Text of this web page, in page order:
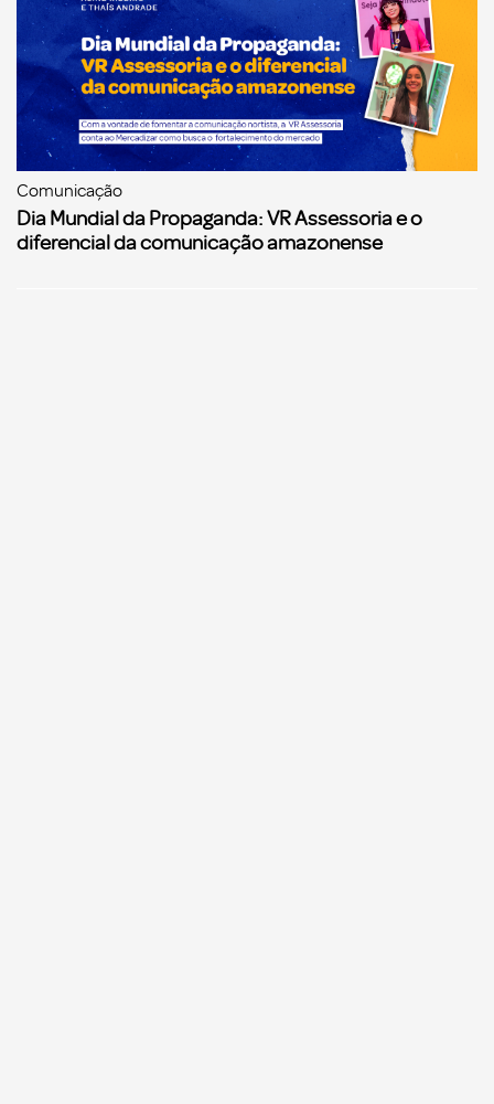
Comunicação
Dia Mundial da Propaganda: VR Assessoria e o
diferencial da comunicação amazonense